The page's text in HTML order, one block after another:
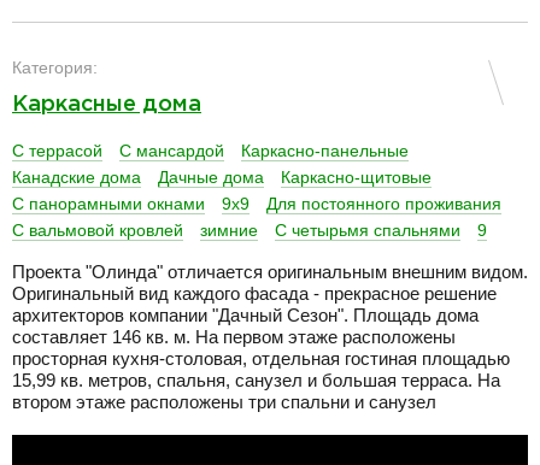
Категория:
Каркасные дома
С террасой С мансардой
Каркасно-панельные
Канадские дома
Дачные дома
Каркасно-щитовые
С панорамными окнами
9х9
Для постоянного проживания
С вальмовой кровлей
зимние С четырьмя спальнями 9
Проекта "Олинда" отличается оригинальным внешним видом.
Оригинальный вид каждого фасада - прекрасное решение
архитекторов компании "Дачный Сезон". Площадь дома
составляет 146 кв. м. На первом этаже расположены
просторная кухня-столовая, отдельная гостиная площадью
15,99 кв. метров, спальня, санузел и большая терраса. На
втором этаже расположены три спальни и санузел